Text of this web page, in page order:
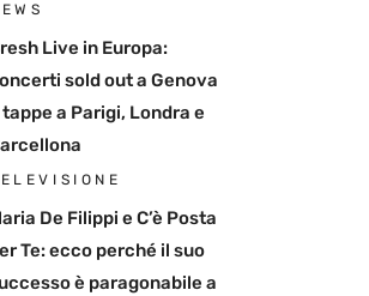
Live in Europa:
sold out a Genova
tappe a Parigi, Londra e
De Filippi e C’è Posta
Te: ecco perché il suo
è paragonabile a